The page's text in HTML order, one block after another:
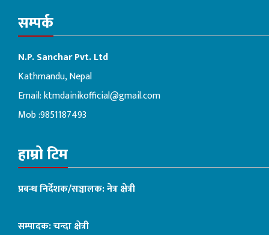
सम्पर्क
N.P. Sanchar Pvt. Ltd
Kathmandu, Nepal
Email:ktmdainikofficial@gmail.com
Mob :9851187493
हाम्रो टिम
प्रबन्ध निर्देशक/सञ्चालक: नेत्र क्षेत्री
सम्पादक: चन्दा क्षेत्री